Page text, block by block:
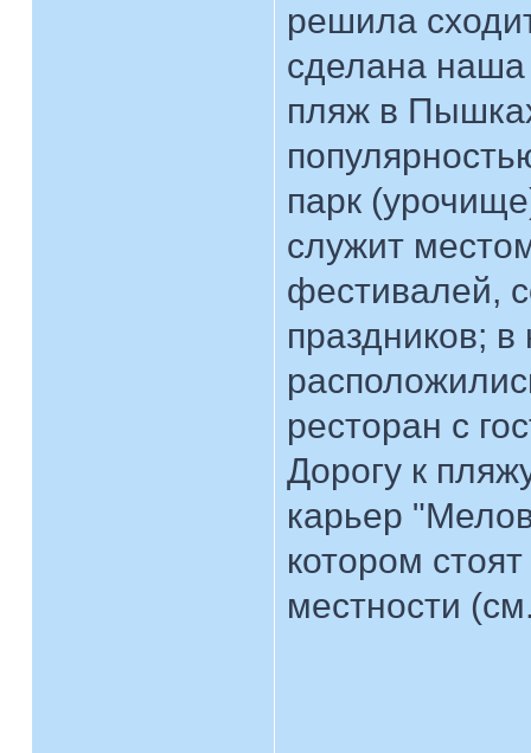
решила
сделана наша
пляж в
парк
служит
фестивалей,
праздников;
ресторан с
Дорогу к
карьер
котором
местности